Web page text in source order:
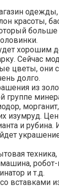
красоты,
больше
хорошим
Сейчас
цветы, они
долго.
из
группе
изумруд.
и
и т.д.
вставками